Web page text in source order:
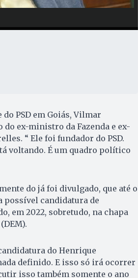
PSD em Goiás, Vilmar
ex-ministro da Fazenda e ex-
“ Ele foi fundador do PSD.
voltando. É um quadro político
do já foi divulgado, que até o
possível candidatura de
em 2022, sobretudo, na chapa
do Henrique
definido. E isso só irá ocorrer
isso também somente o ano